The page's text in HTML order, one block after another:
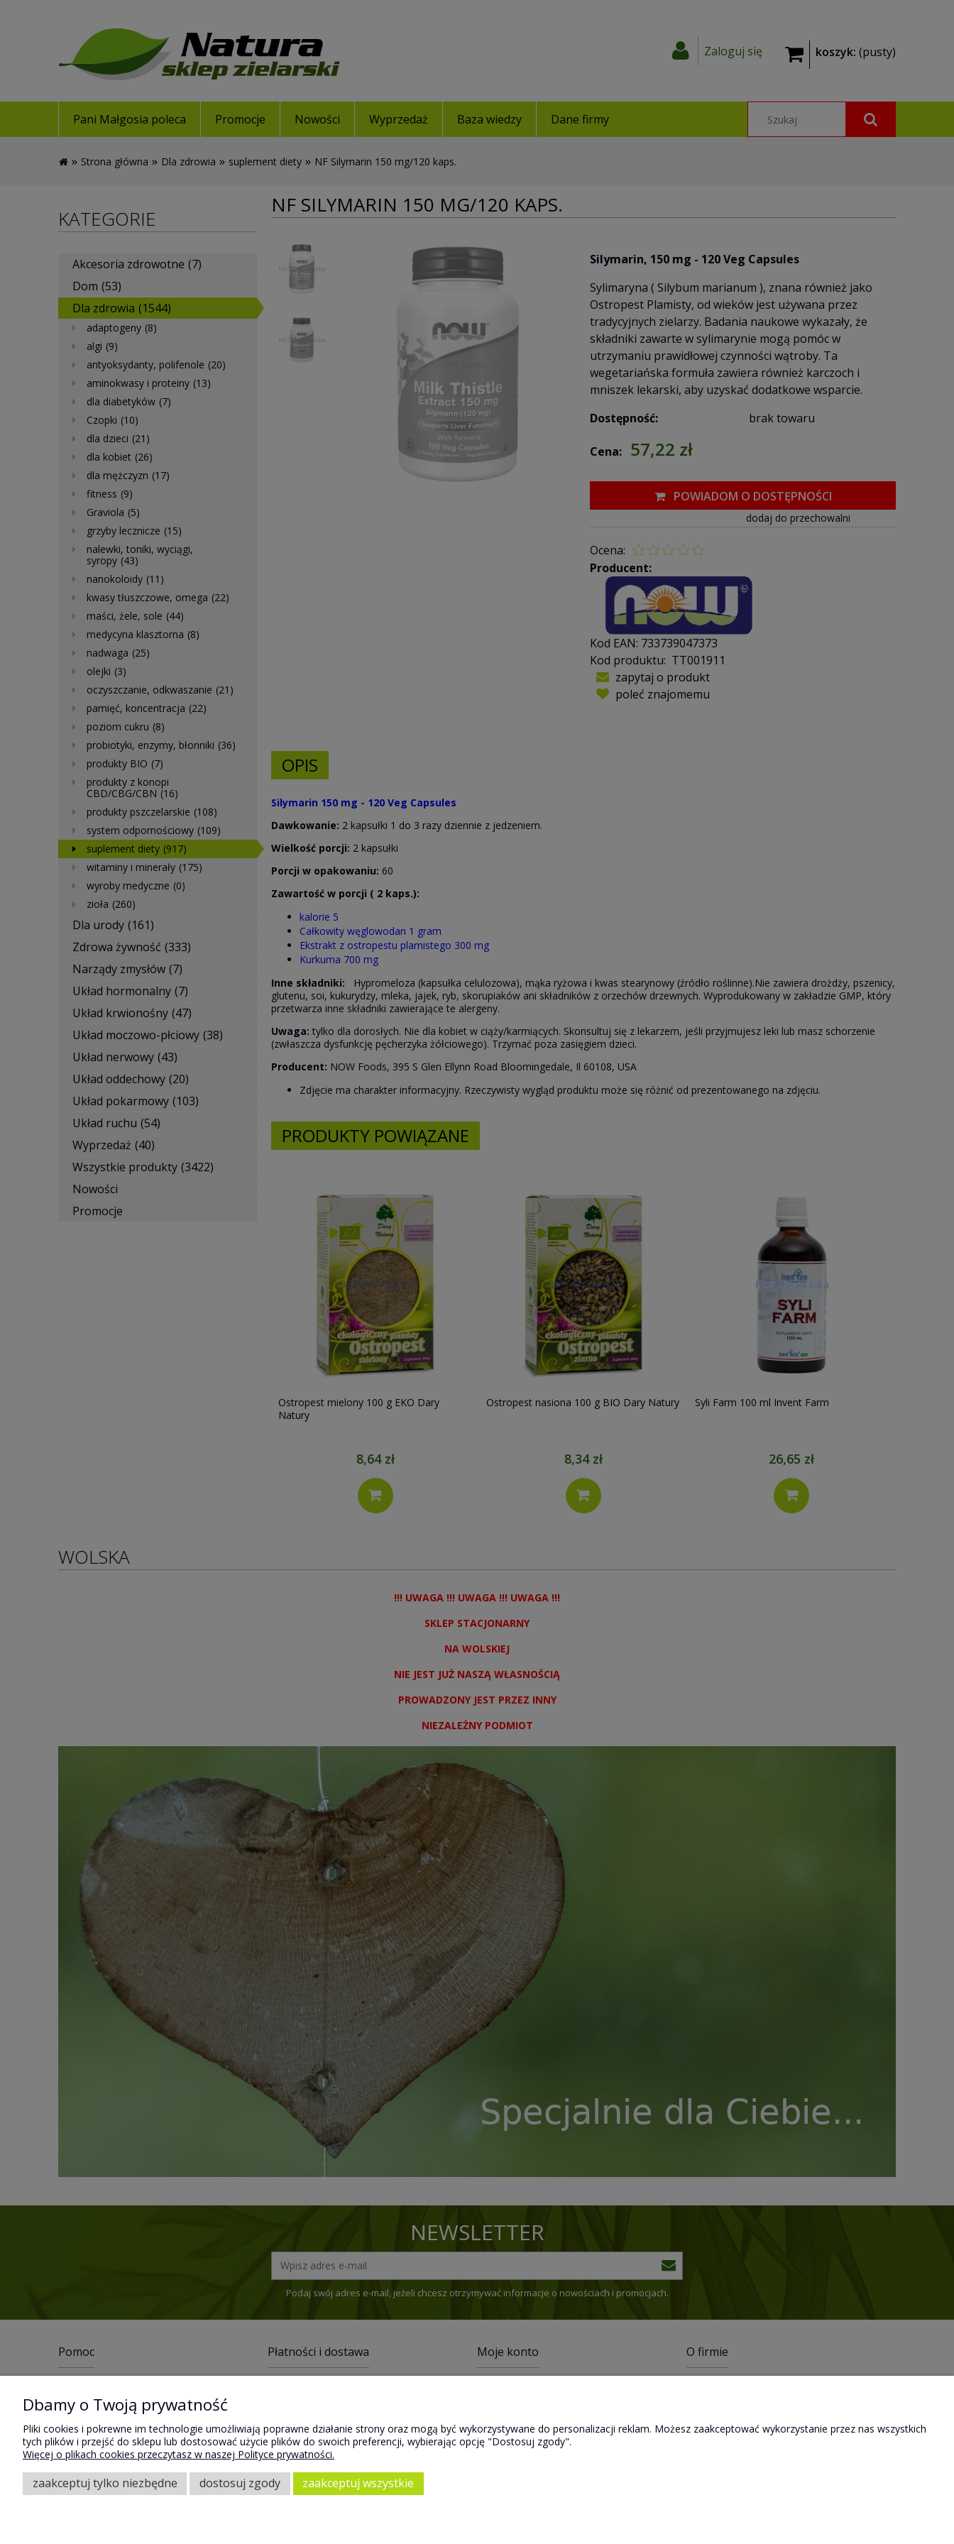
koszyk: (pusty)
Zaloguj się
Pani Małgosia poleca Promocje Nowości Wyprzedaż Baza wiedzy Dane firmy
» Strona główna » Dla zdrowia » suplement diety » NF Silymarin 150 mg/120 kaps.
KATEGORIE
Akcesoria zdrowotne (7)
Dom (53)
Dla zdrowia (1544)
adaptogeny (8)
algi (9)
antyoksydanty, polifenole (20)
aminokwasy i proteiny (13)
dla diabetyków (7)
Czopki (10)
dla dzieci (21)
dla kobiet (26)
dla mężczyzn (17)
fitness (9)
Graviola (5)
grzyby lecznicze (15)
nalewki, toniki, wyciągi,
syropy (43)
nanokoloidy (11)
kwasy tłuszczowe, omega (22)
maści, żele, sole (44)
medycyna klasztorna (8)
nadwaga (25)
olejki (3)
oczyszczanie, odkwaszanie (21)
pamięć, koncentracja (22)
poziom cukru (8)
probiotyki, enzymy, błonniki (36)
produkty BIO (7)
produkty z konopi
CBD/CBG/CBN (16)
produkty pszczelarskie (108)
system odpornościowy (109)
suplement diety (917)
witaminy i minerały (175)
wyroby medyczne (0)
zioła (260)
Dla urody (161)
Zdrowa żywność (333)
Narządy zmysłów (7)
Układ hormonalny (7)
Układ krwionośny (47)
Układ moczowo-płciowy (38)
Układ nerwowy (43)
Układ oddechowy (20)
Układ pokarmowy (103)
Układ ruchu (54)
Wyprzedaż (40)
Wszystkie produkty (3422)
Nowości
Promocje
NF SILYMARIN 150 MG/120 KAPS.
Silymarin, 150 mg - 120 Veg Capsules
Sylimaryna ( Silybum marianum ), znana również jako
Ostropest Plamisty, od wieków jest używana przez
tradycyjnych zielarzy. Badania naukowe wykazały, że
składniki zawarte w sylimarynie mogą pomóc w
utrzymaniu prawidłowej czynności wątroby. Ta
wegetariańska formuła zawiera również karczoch i
mniszek lekarski, aby uzyskać dodatkowe wsparcie.
Dostępność:
brak towaru
Cena: 57,22 zł
POWIADOM O DOSTĘPNOŚCI
dodaj do przechowalni
Ocena:
Producent:
Kod EAN: 733739047373
Kod produktu: TT001911
zapytaj o produkt
poleć znajomemu
OPIS
Silymarin 150 mg - 120 Veg Capsules
Dawkowanie: 2 kapsułki 1 do 3 razy dziennie z jedzeniem.
Wielkość porcji: 2 kapsułki
Porcji w opakowaniu: 60
Zawartość w porcji ( 2 kaps.):
kalorie 5
Całkowity węglowodan 1 gram
Ekstrakt z ostropestu plamistego 300 mg
Kurkuma 700 mg
Inne składniki:
Hypromeloza (kapsułka celulozowa), mąka ryżowa i kwas stearynowy (źródło roślinne).Nie zawiera drożdży, pszenicy,
glutenu, soi, kukurydzy, mleka, jajek, ryb, skorupiaków ani składników z orzechów drzewnych. Wyprodukowany w zakładzie GMP, który
przetwarza inne składniki zawierające te alergeny.
Uwaga: tylko dla dorosłych. Nie dla kobiet w ciąży/karmiących. Skonsultuj się z lekarzem, jeśli przyjmujesz leki lub masz schorzenie
(zwłaszcza dysfunkcję pęcherzyka żółciowego). Trzymać poza zasięgiem dzieci.
Producent: NOW Foods, 395 S Glen Ellynn Road Bloomingedale, Il 60108, USA
Zdjęcie ma charakter informacyjny. Rzeczywisty wygląd produktu może się różnić od prezentowanego na zdjęciu.
PRODUKTY POWIĄZANE
Ostropest mielony 100 g EKO Dary
Natury
8,64 zł
Ostropest nasiona 100 g BIO Dary Natury
8,34 zł
Syli Farm 100 ml Invent Farm
26,65 zł
WOLSKA
!!! UWAGA !!! UWAGA !!! UWAGA !!!
SKLEP STACJONARNY
NA WOLSKIEJ
NIE JEST JUŻ NASZĄ WŁASNOŚCIĄ
PROWADZONY JEST PRZEZ INNY
NIEZALEŻNY PODMIOT
NEWSLETTER
Podaj swój adres e-mail, jeżeli chcesz otrzymywać informacje o nowościach i promocjach.
Pomoc
Zwroty i reklamacje
Pliki do pobrania
Regulamin
Najczęściej zadawane pytania
Płatności i dostawa
Odbiór osobisty
Faktury i paragony
Moje konto
Przechowalnia
O firmie
!!! WOLSKA !!!
Dbamy o Twoją prywatność
Pliki cookies i pokrewne im technologie umożliwiają poprawne działanie strony oraz mogą być wykorzystywane do personalizacji reklam. Możesz zaakceptować wykorzystanie przez nas wszystkich
tych plików i przejść do sklepu lub dostosować użycie plików do swoich preferencji, wybierając opcję "Dostosuj zgody".
Więcej o plikach cookies przeczytasz w naszej Polityce prywatności.
zaakceptuj tylko niezbędne dostosuj zgody zaakceptuj wszystkie